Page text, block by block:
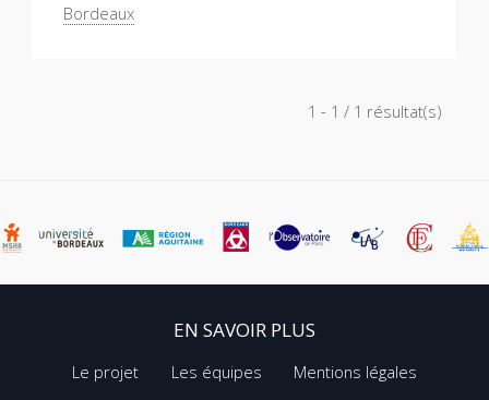
Bordeaux
1 - 1 / 1 résultat(s)
EN SAVOIR PLUS
Le projet Les équipes Mentions légales